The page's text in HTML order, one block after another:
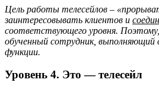
Цель работы телесейлов –
заинтересовывать клиентов и
соответствующего уровня.
обученный сотрудник, выполняющий
функции.
Уровень 4. Это — телесейл